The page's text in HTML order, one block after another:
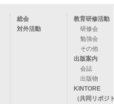
総会
対外活動
教育研修活動
研修会
勉強会
その他
出版案内
会誌
出版物
KINTORE
（共同リポジ